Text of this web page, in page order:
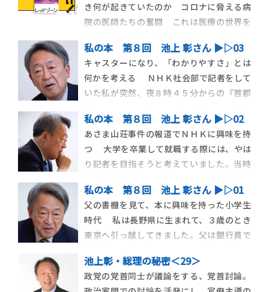
き何が起きていたのか コロナに脅える病
院の医師たちの奮闘 これは医療の世界を
ス対応のワクチン接種が進み、新型コロナ
がどういうものか理解と研究が進んだ現在
では、恐怖心を抱く人も少なくなったが、
いまから二年前の二月は、そうではなかっ
た。当時、医療
私の本 第８回 池上 彰さん ▶︎▷03
キャスターになり、「わかりやすさ」とは
何かを考える ＮＨＫ社会部で記者をして
いた私が突然、夜８時４５分からの『首都
れたのは３０代後半のことです。 それま
では自分で原稿を書き、リポートもしてい
ましたが、初めてキャスターとして他の記
者の原稿を読む立場になって、も […]
私の本 第８回 池上 彰さん ▶︎▷02
あさま山荘事件の報道でＮＨＫに興味を持
つ 大学を卒業して就職する際には、やは
り記者を目指そうと考えていました。当時
ているくらいで、民放での報道番組は皆無
といっていい状態でした。取材して、それ
を伝えるなら新聞記者になるしかないとい
う時代だったんです。 ずっと東 […]
私の本 第８回 池上 彰さん ▶︎▷01
父の書棚を見て、本に興味を持った小学生
時代 私は長野県に生まれて、３歳のとき
東京へ引っ越してきました。父は銀行員で
す。私は父が４７歳のときの子供だったの
で、小学生のときには、父はすでに最初の
池上彰・総理の秘密＜29＞
政党の党首同士が議論をする、党首討論。